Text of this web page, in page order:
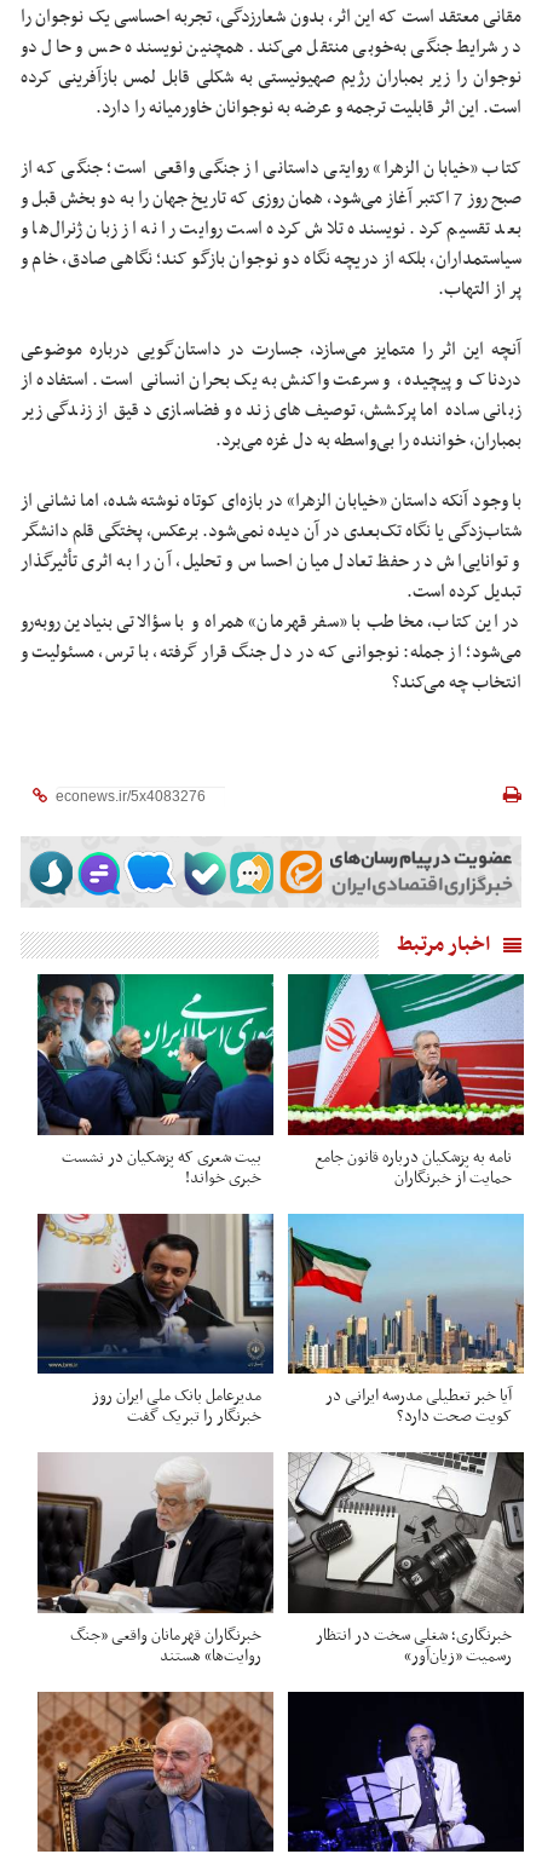
مقانی معتقد است که این اثر، بدون شعارزدگی، تجربه‌ احساسی یک نوجوان را
در شرایط جنگی به‌خوبی منتقل می‌کند. همچنین نویسنده حس و حال دو
نوجوان را زیر بمباران رژیم صهیونیستی به شکلی قابل لمس بازآفرینی کرده
است. این اثر قابلیت ترجمه و عرضه به نوجوانان خاورمیانه را دارد.
کتاب «خیابان الزهرا» روایتی داستانی از جنگی واقعی‌ است؛ جنگی که از
صبح روز 7 اکتبر آغاز می‌شود، همان روزی که تاریخ جهان را به دو بخش قبل و
بعد تقسیم کرد. نویسنده تلاش کرده است روایت را نه از زبان ژنرال‌ها و
سیاستمداران، بلکه از دریچه نگاه دو نوجوان بازگو کند؛ نگاهی صادق، خام و
پر از التهاب.
آنچه این اثر را متمایز می‌سازد، جسارت در داستان‌گویی درباره موضوعی
دردناک و پیچیده، و سرعت واکنش به یک بحران انسانی‌ است. استفاده از
زبانی ساده اما پرکشش، توصیف‌های زنده و فضاسازی دقیق از زندگی زیر
بمباران، خواننده را بی‌واسطه به دل غزه می‌برد.
با وجود آنکه داستان «خیابان الزهرا» در بازه‌ای کوتاه نوشته شده، اما نشانی از
شتاب‌زدگی یا نگاه تک‌بعدی در آن دیده نمی‌شود. برعکس، پختگی قلم دانشگر
و توانایی‌اش در حفظ تعادل میان احساس و تحلیل، آن را به اثری تأثیرگذار
تبدیل کرده است.
در این کتاب، مخاطب با «سفر قهرمان» همراه و با سؤالاتی بنیادین روبه‌رو
می‌شود؛ از جمله: نوجوانی که در دل جنگ قرار گرفته، با ترس، مسئولیت و
انتخاب چه می‌کند؟
اخبار مرتبط
نامه به پزشکیان درباره قانون جامع
حمایت از خبرنگاران
بیت شعری که پزشکیان در نشست
خبری خواند!
آیا خبر تعطیلی مدرسه ایرانی در
کویت صحت دارد؟
مدیرعامل بانک ملی ایران روز
خبرنگار را تبریک گفت
خبرنگاری؛ شغلی سخت در انتظار
رسمیت «زیان‌آور»
خبرنگاران قهرمانان واقعی «جنگ
روایت‌ها» هستند